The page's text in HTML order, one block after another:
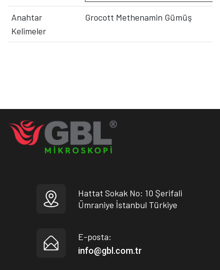
Anahtar
Kelimeler
Grocott Methenamin Gümüş
Hattat Sokak No: 10 Şerifali
Ümraniye İstanbul Türkiye
E-posta:
info@gbl.com.tr